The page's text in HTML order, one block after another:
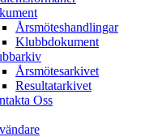
Årsmöteshandlingar
Klubbdokument
Årsmötesarkivet
Resultatarkivet
Oss